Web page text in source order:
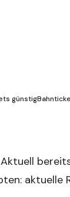
günstig
aktuelle